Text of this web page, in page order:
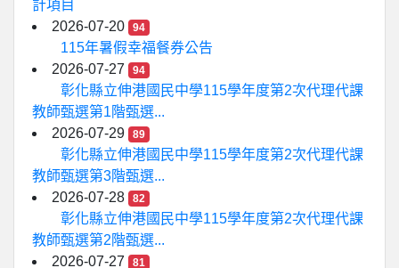
計項目
2026-07-20
94
115年暑假幸福餐券公告
2026-07-27
94
彰化縣立伸港國民中學115學年度第2次代理代課
教師甄選第1階甄選...
2026-07-29
89
彰化縣立伸港國民中學115學年度第2次代理代課
教師甄選第3階甄選...
2026-07-28
82
彰化縣立伸港國民中學115學年度第2次代理代課
教師甄選第2階甄選...
2026-07-27
81